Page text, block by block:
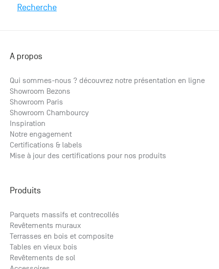
Panneau mural noyer US Lutetia
218.75€ HT/m2 262.50
Recherche
A propos
Qui sommes-nous ? découvrez notre présentation en ligne
Showroom Bezons
Showroom Paris
Showroom Chambourcy
Inspiration
Notre engagement
Certifications & labels
Mise à jour des certifications pour nos produits
Produits
Parquets massifs et contrecollés
Revêtements muraux
Terrasses en bois et composite
Tables en vieux bois
Revêtements de sol